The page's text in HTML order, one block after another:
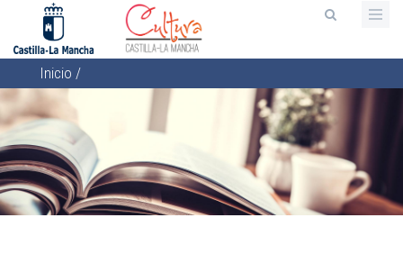
contenido
principal
Sobrescribir
enlaces
de
ayuda
a
la
Inicio /